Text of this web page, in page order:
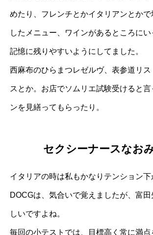
めたり、フレンチとかイタリアンとか
したメニュー、ワインがあるところに
記憶に残りやすいようにしてました。
西麻布のひらまつレゼルヴ、表参道リ
スとか。お店でソムリエ試験受けると言
ンを見繕ってもらったり。
セクシーナースなお
イタリアの時は私もかなりテンション下
DOCGは、気合いで覚えましたが、富
しいですよね。
毎回の小テストでは、目標高く常に満点